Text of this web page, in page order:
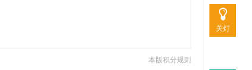
关灯
本版积分规则